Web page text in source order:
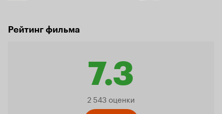
Рейтинг фильма
7.3
Рейтинг
2 543 оценки